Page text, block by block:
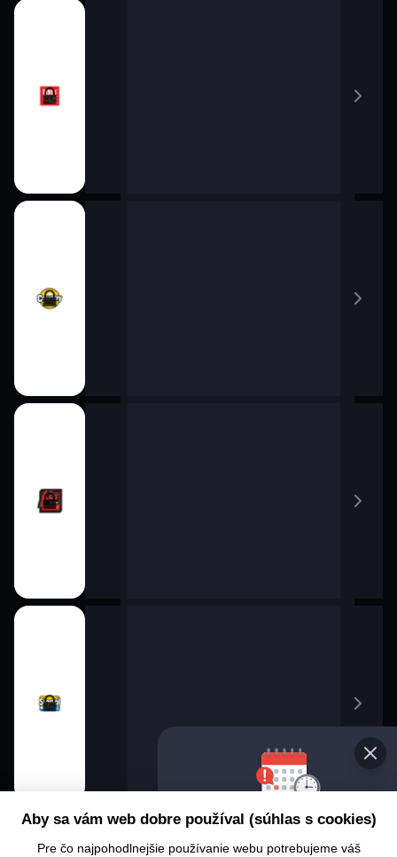
Aby sa vám web dobre používal (súhlas s cookies)
Pre čo najpohodlnejšie používanie webu potrebujeme váš